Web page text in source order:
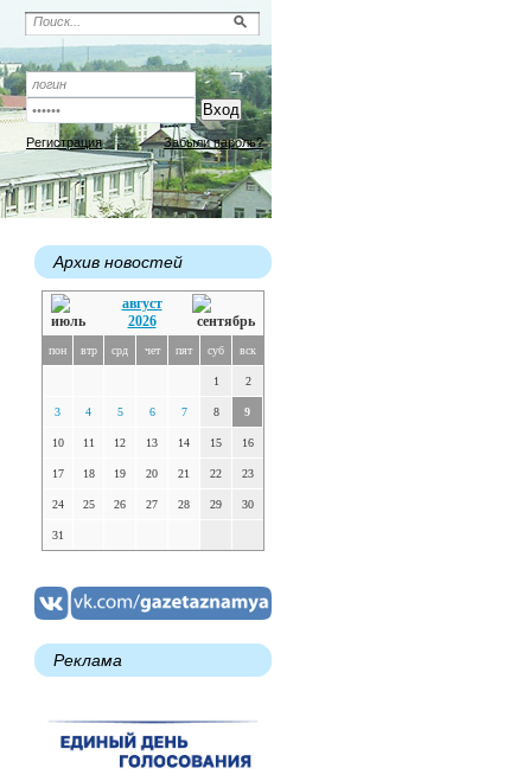
Регистрация Забыли пароль?
Архив новостей
август
2026
пон втр срд чет пят суб вск
1 2
3 4 5 6 7 8 9
10 11 12 13 14 15 16
17 18 19 20 21 22 23
24 25 26 27 28 29 30
31
Реклама